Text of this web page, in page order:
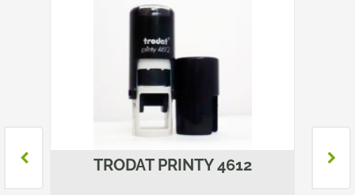
TRODAT PRINTY 4612